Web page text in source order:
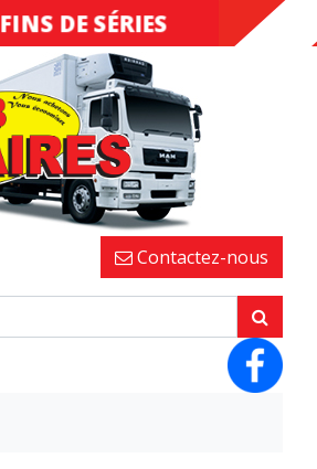
DESTOCKAGE
FINS DE SÉRIES
Contactez-nous